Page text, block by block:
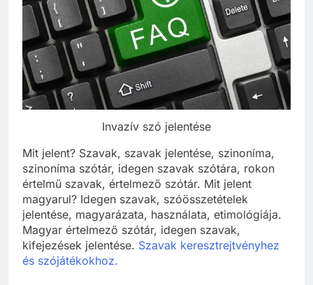
Invazív szó jelentése
Mit jelent? Szavak, szavak jelentése, szinoníma,
szinoníma szótár, idegen szavak szótára, rokon
értelmű szavak, értelmező szótár. Mit jelent
magyarul? Idegen szavak, szóösszetételek
jelentése, magyarázata, használata, etimológiája.
Magyar értelmező szótár, idegen szavak,
kifejezések jelentése. Szavak keresztrejtvényhez
és szójátékokhoz.